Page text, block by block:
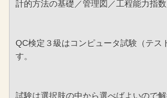
計的方法の基礎／管理図／工程能力指
QC検定３級はコンピュータ試験（テス
す。
試験は選択肢の中から選べばよいので